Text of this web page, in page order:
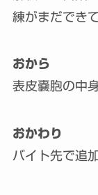
練がまだでき
おから
表皮嚢胞の中
おかわり
バイト先で追